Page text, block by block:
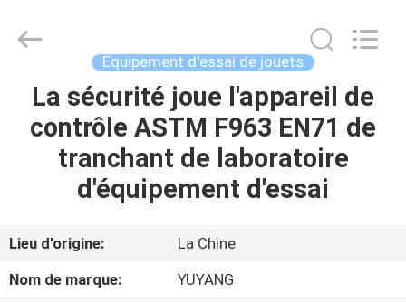
MAISON
PRODUITS
SHOW
INSTRUMENT
Équipement d'essai de jouets
La sécurité joue l'appareil de
contrôle ASTM F963 EN71 de
tranchant de laboratoire
d'équipement d'essai
Lieu d'origine:
La Chine
Nom de marque:
YUYANG